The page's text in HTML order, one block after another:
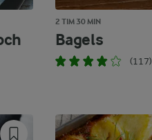
2 TIM 30 MIN
Bagels
(117)